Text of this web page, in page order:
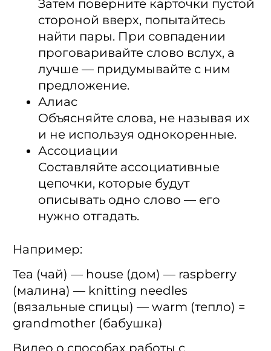
Затем поверните карточки пустой
стороной вверх, попытайтесь
найти пары. При совпадении
проговаривайте слово вслух, а
лучше — придумывайте с ним
предложение.
Алиас
Объясняйте слова, не называя их
и не используя однокоренные.
Ассоциации
Составляйте ассоциативные
цепочки, которые будут
описывать одно слово — его
нужно отгадать.
Например:
Tea (чай) — house (дом) — raspberry
(малина) — knitting needles
(вязальные спицы) — warm (тепло) =
grandmother (бабушка)
Видео о способах работы с